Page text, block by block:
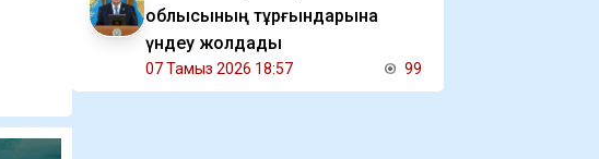
облысының тұрғындарына
үндеу жолдады
07 Тамыз 2026 18:57 99